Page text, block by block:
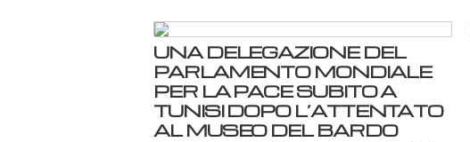
UNA DELEGAZIONE DEL
PARLAMENTO MONDIALE
PER LA PACE SUBITO A
TUNISI DOPO L’ATTENTATO
AL MUSEO DEL BARDO